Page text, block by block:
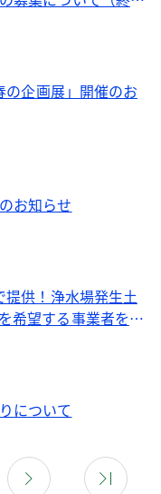
企画展」開催のお
お知らせ
供！浄水場発生土
希望する事業者を募
について